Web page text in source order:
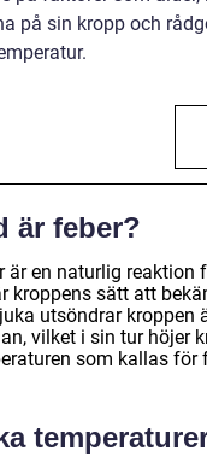
på sin kropp och
är feber?
är en naturlig reaktion
kroppens sätt att
utsöndrar kroppen
vilket i sin tur höjer
som kallas för